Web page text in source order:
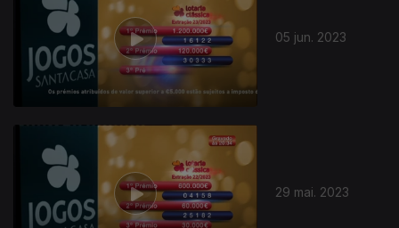
05 jun. 2023
29 mai. 2023